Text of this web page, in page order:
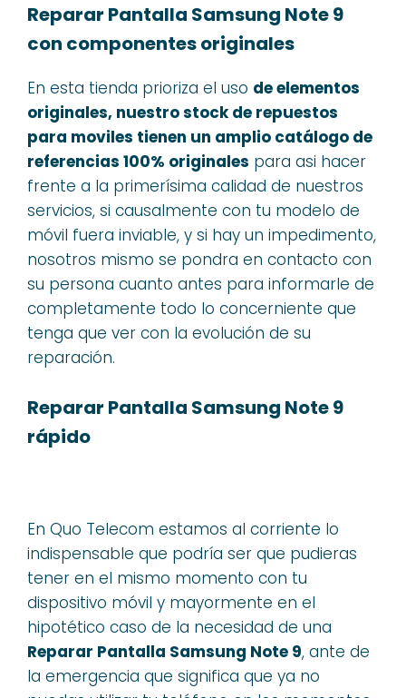
Reparar Pantalla Samsung Note 9
con componentes originales
En esta tienda prioriza el uso de elementos
originales, nuestro stock de repuestos
para moviles tienen un amplio catálogo de
referencias 100% originales para asi hacer
frente a la primerísima calidad de nuestros
servicios, si causalmente con tu modelo de
móvil fuera inviable, y si hay un impedimento,
nosotros mismo se pondra en contacto con
su persona cuanto antes para informarle de
completamente todo lo concerniente que
tenga que ver con la evolución de su
reparación.
Reparar Pantalla Samsung Note 9
rápido
En Quo Telecom estamos al corriente lo
indispensable que podría ser que pudieras
tener en el mismo momento con tu
dispositivo móvil y mayormente en el
hipotético caso de la necesidad de una
Reparar Pantalla Samsung Note 9, ante de
la emergencia que significa que ya no